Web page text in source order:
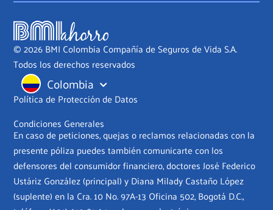
© 2026 BMI Colombia Compañía de Seguros de Vida S.A.
Todos los derechos reservados
Colombia
Política de Protección de Datos
Condiciones Generales
En caso de peticiones, quejas o reclamos relacionadas con la
presente póliza puedes también comunicarte con los
defensores del consumidor financiero, doctores José Federico
Ustáriz González (principal) y Diana Milady Castaño López
(suplente) en la Cra. 10 No. 97A-13 Oficina 502, Bogotá D.C.,